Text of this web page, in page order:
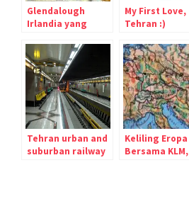
Glendalough
Irlandia yang
diantara Dua
Danau
My First Love,
Tehran :)
Tehran urban and
suburban railway
Keliling Eropa
Bersama KLM,